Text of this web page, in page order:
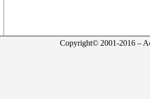
Copyright© 2001-2016 –